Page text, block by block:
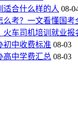
适合什么样的人 08-
么考？一文看懂国考
火车司机培训就业报
初中收费标准 08-03
高中学费汇总 08-03